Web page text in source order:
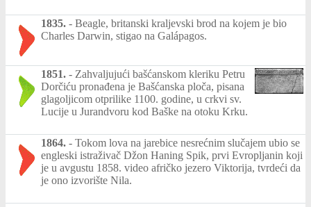
1835. - Beagle, britanski kraljevski brod na kojem je bio
Charles Darwin, stigao na Galápagos.
1851. - Zahvaljujući bašćanskom kleriku Petru
Dorčiću pronađena je Bašćanska ploča, pisana
glagoljicom otprilike 1100. godine, u crkvi sv.
Lucije u Jurandvoru kod Baške na otoku Krku.
1864. - Tokom lova na jarebice nesrećnim slučajem ubio se
engleski istraživač Džon Haning Spik, prvi Evropljanin koji
je u avgustu 1858. video afričko jezero Viktorija, tvrdeći da
je ono izvorište Nila.